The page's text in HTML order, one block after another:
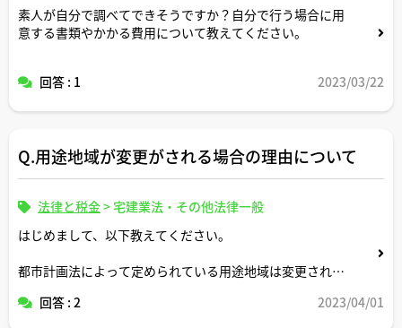
素人が自分で調べてできそうですか？自分で行う場合に用
意する書類やかかる費用について教えてください。
回答 : 1 2023/03/22
Q.用途地域が変更がされる場合の理由について
法律と税金>宅建業法・その他法律一般
はじめまして、以下教えてください。
都市計画法によって定められている用途地域は変更される
どのような場合にどのような理由で変更されることがある
回答 : 2 2023/04/01